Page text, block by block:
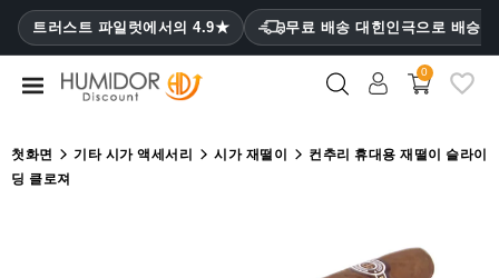
트러스트 파일럿에서의 4.9★ 무료 배송 대힌인극으로 배승
CATEGORY
휴
휴
0
첫화면 기타 시가 액세서리 시가 재떨이
컨추리 휴대용 재떨이 슬라이
딩 클로져